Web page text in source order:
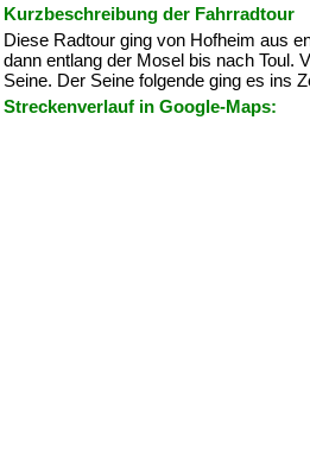
Kurzbeschreibung der Fahrradtour
Diese Radtour ging von Hofheim aus
dann entlang der Mosel bis nach Toul.
Seine. Der Seine folgende ging es ins
Streckenverlauf in Google-Maps: